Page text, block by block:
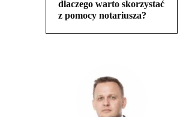
dlaczego warto skorzystać
z pomocy notariusza?